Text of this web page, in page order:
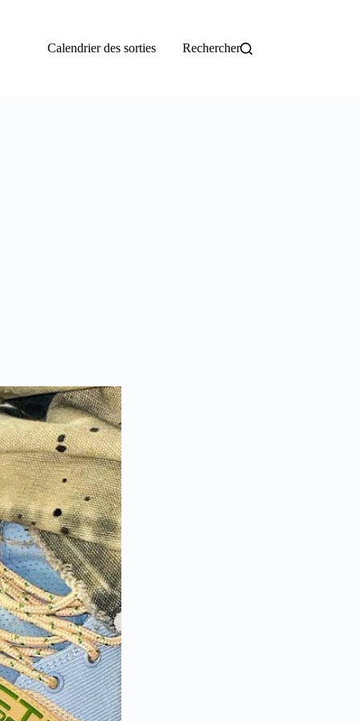
Calendrier des sorties Rechercher